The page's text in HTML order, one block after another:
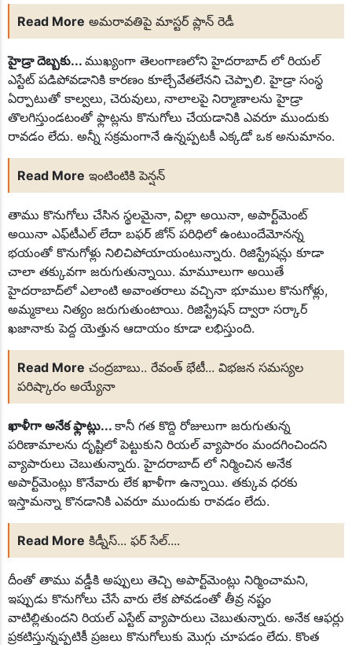
సమావేశం
రైతులు, అధికారులు
బీసీల రిజర్వేషన్ సాధించేవరకు ఉద్యమిస్తాం
సైబర్ మోసాలపై ప్రజల్లో అవగాహన
పేదల పట్ల ఒకలా ధనవంతుల పట్ల మరొకల వ్యవహరించడమేనా హైడ్రా
గొప్పతనం
దంచి కొడుతున్న వానలు
నూతన కమిటీ ప్రమాణ స్వీకారోత్సవం
ఎంగిలిపూల బతుకమ్మ సంబరాలు
చర్లపల్లి రైల్వే స్టేషన్ లో మహిళల మృతదేహం కేసులో పురోగతి!
Janhvi Kapoor
సీఆర్టీల సమస్యలు వెంటనే పరిష్కరించాలి
Read More అమరావతిపై మాస్టర్ ప్లాన్ రెడీ
హైడ్రా దెబ్బకు... ముఖ్యంగా తెలంగాణలోని హైదరాబాద్ లో రియల్
ఎస్టేట్ పడిపోవడానికి కారణం కూల్చేవేతలేనని చెప్పాలి. హైడ్రా సంస్థ
ఏర్పాటుతో కాల్వలు, చెరువులు, నాలాలపై నిర్మాణాలను హైడ్రా
తొలగిస్తుండటంతో ఫ్లాట్లను కొనుగోలు చేయడానికి ఎవరూ ముందుకు
రావడం లేదు. అన్నీ సక్రమంగానే ఉన్నప్పటకీ ఎక్కడో ఒక అనుమానం.
Read More ఇంటింటికి పెన్షన్
తాము కొనుగోలు చేసిన స్థలమైనా, విల్లా అయినా, అపార్ట్‌మెంట్
అయినా ఎఫ్‌టీఎల్ లేదా బఫర్ జోన్ పరిధిలో ఉంటుందేమోనన్న
భయంతో కొనుగోళ్లు నిలిచిపోయాయంటున్నారు. రిజిస్ట్రేషన్లు కూడా
చాలా తక్కువగా జరుగుతున్నాయి. మామూలుగా అయితే
హైదరాబాద్‌లో ఎలాంటి అవాంతరాలు వచ్చినా భూముల కొనుగోళ్లు,
అమ్మకాలు నిత్యం జరుగుతుంటాయి. రిజిస్ట్రేషన్ ద్వారా సర్కార్
ఖజానాకు పెద్ద యెత్తున ఆదాయం కూడా లభిస్తుంది.
Read More చంద్రబాబు.. రేవంత్ భేటీ... విభజన సమస్యల
పరిష్కారం అయ్యేనా
ఖాళీగా అనేక ఫ్లాట్లు... కానీ గత కొద్ది రోజులుగా జరుగుతున్న
పరిణామాలను దృష్టిలో పెట్టుకుని రియల్ వ్యాపారం మందగించిందని
వ్యాపారులు చెబుతున్నారు. హైదరాబాద్ లో నిర్మించిన అనేక
అపార్ట్‌మెంట్లు కొనేవారు లేక ఖాళీగా ఉన్నాయి. తక్కువ ధరకు
ఇస్తామన్నా కొనడానికి ఎవరూ ముందుకు రావడం లేదు.
Read More కిడ్నీస్... ఫర్ సేల్....
దీంతో తాము వడ్డీకి అప్పులు తెచ్చి అపార్ట్‌మెంట్లు నిర్మించామని,
ఇప్పుడు కొనుగోలు చేసే వారు లేక పోవడంతో తీవ్ర నష్టం
వాటిల్లితుందని రియల్ ఎస్టేట్ వ్యాపారులు చెబుతున్నారు. అనేక ఆఫర్లు
ప్రకటిస్తున్నప్పటికీ ప్రజలు కొనుగోలుకు మొగ్గు చూపడం లేదు. కొంత